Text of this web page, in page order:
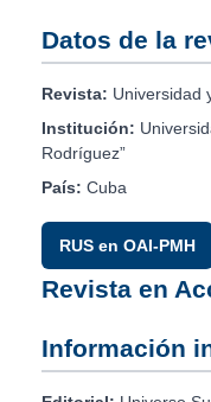
Datos de la
Revista: Universidad
Institución:
Rodríguez”
País: Cuba
RUS en OAI-PMH
Revista en
Información